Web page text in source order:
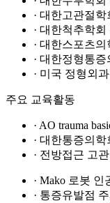
· 대한고관절학
· 대한척추학회
· 대한스포츠의
· 대한정형통
· 미국 정형외
주요 교육활동
· AO trauma
· 대한통증의학
· 전방접근 고
· Mako 로봇 인
· 통증유발점